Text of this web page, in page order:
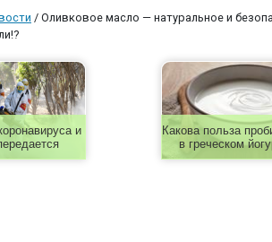
/ Оливковое масло — натуральное и
и
Какова польза
в греческом